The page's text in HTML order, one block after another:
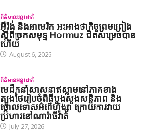
ព័ត៌មានអន្តរជាតិ
អ៊ីរ៉ង់ និងអាមេរិក អះអាងថាកិច្ចព្រមព្រៀង
ស្តីពីច្រកសមុទ្ទ Hormuz ជិតសម្រេចបាន
ហើយ
August 6, 2026
ព័ត៌មានអន្តរជាតិ
មេដឹកនាំសាសនាឥស្លាមនៅភាគខាង
ត្បូងថៃរៀបចំពិធីបួងសួងសន្តិភាព និង
ថ្កោលទោសអំពើហិង្សា ក្រោយការវាយ
ប្រហារនៅណារ៉ាធីវ៉ាត់
July 27, 2026